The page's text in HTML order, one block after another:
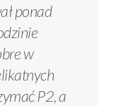
ponad
w
P2, a